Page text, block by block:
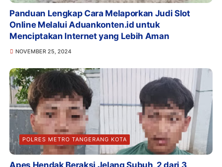
Panduan Lengkap Cara Melaporkan Judi Slot
Online Melalui Aduankonten.id untuk
Menciptakan Internet yang Lebih Aman
NOVEMBER 25, 2024
POLRES METRO TANGERANG KOTA
Apes Hendak Beraksi Jelang Subuh, 2 dari 3